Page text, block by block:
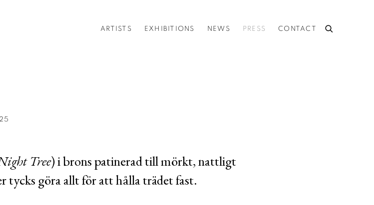
ARTISTS EXHIBITIONS NEWS PRESS CONTACT
Tree) i brons patinerad till mörkt, nattligt
tycks göra allt för att hålla trädet fast.